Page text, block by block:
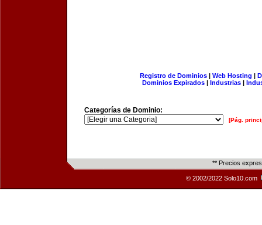
Registro de Dominios| Web Hosting |
Dominios Expirados | Industrias |
Categorías de Dominio:
[Pág.
** Precios
© 2002/2022 Solo10.com